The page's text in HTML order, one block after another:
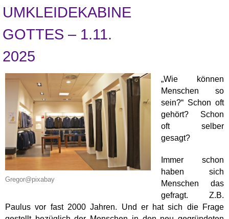
UMKLEIDEKABINE
GOTTES – 1.11.
2025
Gregor@pixabay
„Wie können
Menschen so
sein?“ Schon oft
gehört? Schon
oft selber
gesagt?
Immer schon
haben sich
Menschen das
gefragt. Z.B.
Paulus vor fast 2000 Jahren. Und er hat sich die Frage